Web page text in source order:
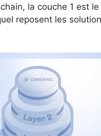
la couche 1 est le
reposent les